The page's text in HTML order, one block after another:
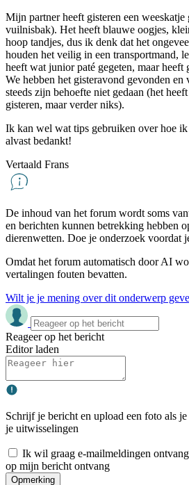
Mijn partner heeft gisteren een weeskatje
vuilnisbak). Het heeft blauwe oogjes,
hoop tandjes, dus ik denk dat het
houden het veilig in een transportmand,
heeft wat junior paté gegeten, maar heeft
We hebben het gisteravond gevonden en
steeds zijn behoefte niet gedaan (het
gisteren, maar verder niks).
Ik kan wel wat tips gebruiken over hoe
alvast bedankt!
Vertaald Frans
De inhoud van het forum wordt soms
en berichten kunnen betrekking hebben
dierenwetten. Doe je onderzoek voordat
Omdat het forum automatisch door AI
vertalingen fouten bevatten.
Wilt je je mening over dit onderwerp
Reageer op het bericht
Editor laden
Schrijf je bericht en upload een foto als
je uitwisselingen
Ik wil graag e-mailmeldingen
op mijn bericht ontvang
Opmerking